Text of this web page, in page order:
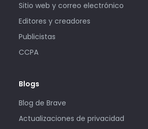
Sitio web y correo electrónico
Editores y creadores
Publicistas
CCPA
Blogs
Blog de Brave
Actualizaciones de privacidad